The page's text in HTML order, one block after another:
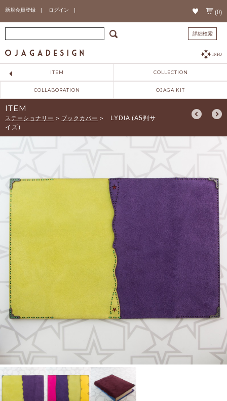
新規会員登録 | ログイン | (0)
詳細検索
INFO
ITEM COLLECTION
COLLABORATION OJAGA KIT
ITEM
ステーショナリー > ブックカバー >
LYDIA (A5判サ
イズ)